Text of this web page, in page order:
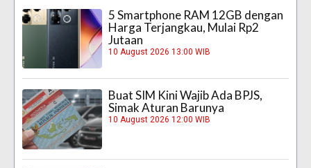
5 Smartphone RAM 12GB dengan
Harga Terjangkau, Mulai Rp2
Jutaan
10 August 2026 13:00 WIB
Buat SIM Kini Wajib Ada BPJS,
Simak Aturan Barunya
10 August 2026 12:00 WIB